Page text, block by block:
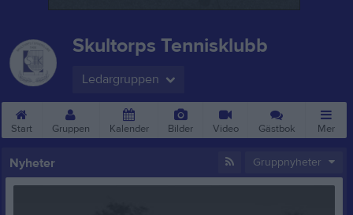
Skultorps Tennisklubb
Ledargruppen
Start Gruppen Kalender Bilder Video Gästbok Mer
Nyheter Gruppnyheter